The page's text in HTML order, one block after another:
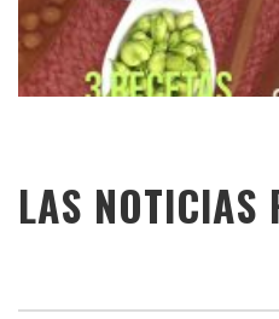
LAS NOTICIAS